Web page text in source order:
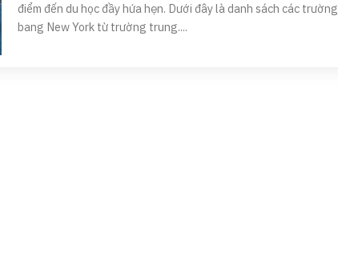
điểm đến du học đầy hứa hẹn. Dưới đây là danh sách các trường
bang New York từ trường trung....